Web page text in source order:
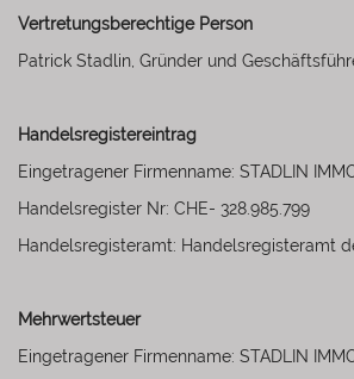
Vertretungsberechtige Person
Patrick Stadlin, Gründer und
Handelsregistereintrag
Eingetragener Firmenname: STADLIN
Handelsregister Nr: CHE- 328.985.799
Handelsregisteramt: Handelsregisteramt
Mehrwertsteuer
Eingetragener Firmenname: STADLIN